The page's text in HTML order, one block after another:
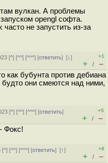
вулкан. А проблемы
opengl софта.
не запустить из-за
[^] [^^] [^^^] [ответить][↓]
+1
+ / –
как бубунта против дебиана
они смеются над ними,
[^] [^^] [^^^] [ответить]
+5
+ / –
Фокс!
[^] [^^] [^^^] [ответить][↑]
+8
+ / –